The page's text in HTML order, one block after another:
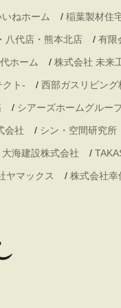
いねホーム / 稲葉製材住
代店・熊本北店 / 有限
ホーム / 株式会社 未来
クト- / 西部ガスリビング
/ シアーズホームグルー
会社 / シン・空間研究所
大海建設株式会社 /
ヤマックス / 株式会社幸